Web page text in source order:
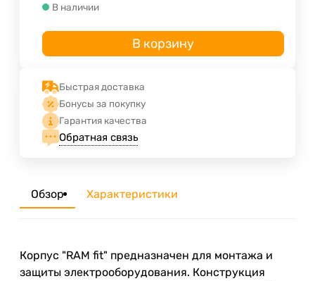
В наличии
В корзину
Быстрая доставка
Бонусы за покупку
Гарантия качества
Обратная связь
Обзор Характеристики
Корпус "RAM fit" предназначен для монтажа и
защиты электрооборудования. Конструкция